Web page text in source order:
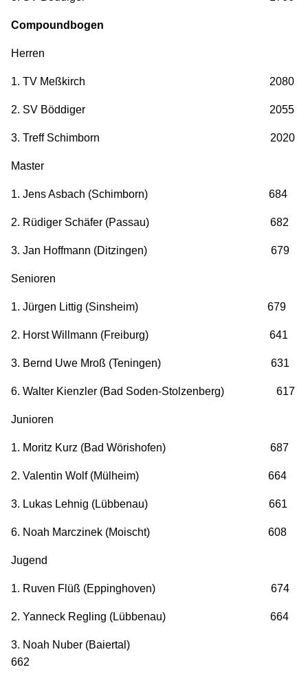
Compoundbogen
Herren
1. TV Meßkirch 2080
2. SV Böddiger 2055
3. Treff Schimborn 2020
Master
1. Jens Asbach (Schimborn) 684
2. Rüdiger Schäfer (Passau) 682
3. Jan Hoffmann (Ditzingen) 679
Senioren
1. Jürgen Littig (Sinsheim) 679
2. Horst Willmann (Freiburg) 641
3. Bernd Uwe Mroß (Teningen) 631
6. Walter Kienzler (Bad Soden-Stolzenberg) 617
Junioren
1. Moritz Kurz (Bad Wörishofen) 687
2. Valentin Wolf (Mülheim) 664
3. Lukas Lehnig (Lübbenau) 661
6. Noah Marczinek (Moischt) 608
Jugend
1. Ruven Flüß (Eppinghoven) 674
2. Yanneck Regling (Lübbenau) 664
3. Noah Nuber (Baiertal)
662